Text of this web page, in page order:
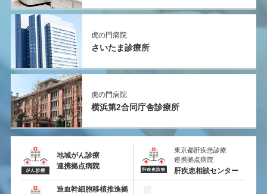
虎の門病院
さいたま診療所
虎の門病院
横浜第2合同庁舎診療所
地域がん診療
連携拠点病院
東京都肝疾患診療
連携拠点病院
肝疾患相談センター
造血幹細胞移植推進拠